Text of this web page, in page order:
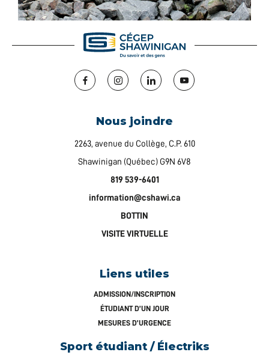
Sport étudiant / Électriks
Facebook Instagram LinkedIn YouTube
Nous joindre
2263, avenue du Collège, C.P. 610
Shawinigan (Québec) G9N 6V8
819 539-6401
information@cshawi.ca
BOTTIN
VISITE VIRTUELLE
Liens utiles
ADMISSION/INSCRIPTION
ÉTUDIANT D’UN JOUR
MESURES D’URGENCE